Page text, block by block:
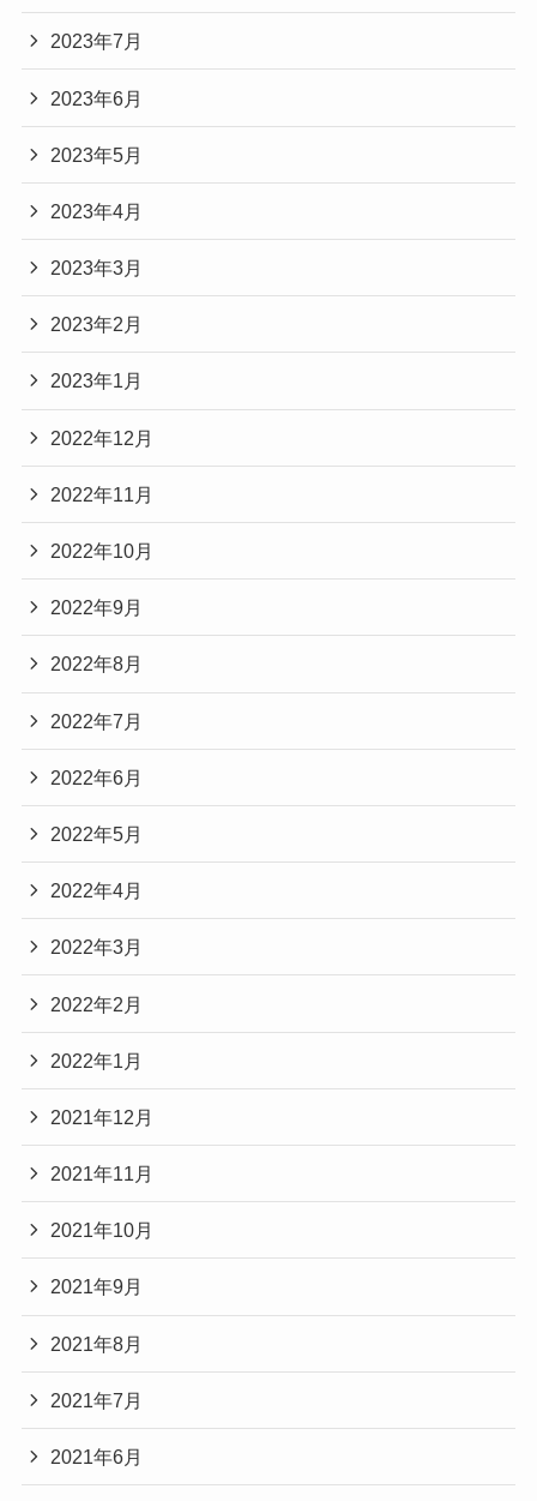
2023年7月
2023年6月
2023年5月
2023年4月
2023年3月
2023年2月
2023年1月
2022年12月
2022年11月
2022年10月
2022年9月
2022年8月
2022年7月
2022年6月
2022年5月
2022年4月
2022年3月
2022年2月
2022年1月
2021年12月
2021年11月
2021年10月
2021年9月
2021年8月
2021年7月
2021年6月